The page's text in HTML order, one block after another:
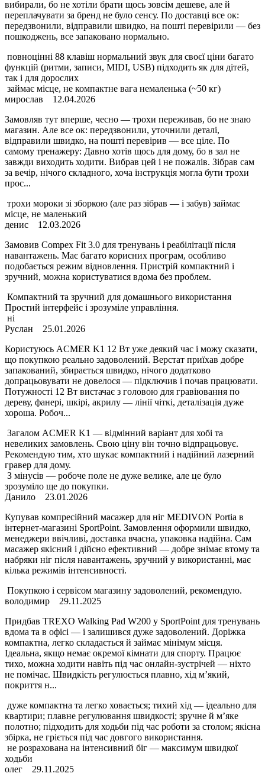
вибирали, бо не хотіли брати щось зовсім дешеве, але й
переплачувати за бренд не було сенсу. По доставці все ок:
передзвонили, відправили швидко, на пошті перевірили — без
пошкоджень, все запаковано нормально.
повноцінні 88 клавіш нормальний звук для своєї ціни багато
функцій (ритми, записи, MIDI, USB) підходить як для дітей,
так і для дорослих
займає місце, не компактне вага немаленька (~50 кг)
мирослав
12.04.2026
Замовляв тут вперше, чесно — трохи переживав, бо не знаю
магазин. Але все ок: передзвонили, уточнили деталі,
відправили швидко, на пошті перевірив — все ціле. По
самому тренажеру: Давно хотів щось для дому, бо в зал не
завжди виходить ходити. Вибрав цей і не пожалів. Зібрав сам
за вечір, нічого складного, хоча інструкція могла бути трохи
прос...
трохи мороки зі зборкою (але раз зібрав — і забув) займає
місце, не маленький
денис
12.03.2026
Замовив Compex Fit 3.0 для тренувань і реабілітації після
навантажень. Має багато корисних програм, особливо
подобається режим відновлення. Пристрій компактний і
зручний, можна користуватися вдома без проблем.
Компактний та зручний для домашнього використання
Простий інтерфейс і зрозуміле управління.
ні
Руслан
25.01.2026
Користуюсь ACMER K1 12 Вт уже деякий час і можу сказати,
що покупкою реально задоволений. Верстат приїхав добре
запакований, збирається швидко, нічого додатково
допрацьовувати не довелося — підключив і почав працювати.
Потужності 12 Вт вистачає з головою для гравіювання по
дереву, фанері, шкірі, акрилу — лінії чіткі, деталізація дуже
хороша. Робоч...
Загалом ACMER K1 — відмінний варіант для хобі та
невеликих замовлень. Свою ціну він точно відпрацьовує.
Рекомендую тим, хто шукає компактний і надійний лазерний
гравер для дому.
З мінусів — робоче поле не дуже велике, але це було
зрозуміло ще до покупки.
Данило
23.01.2026
Купував компресійний масажер для ніг MEDIVON Portia в
інтернет-магазині SportPoint. Замовлення оформили швидко,
менеджери ввічливі, доставка вчасна, упаковка надійна. Сам
масажер якісний і дійсно ефективний — добре знімає втому та
набряки ніг після навантажень, зручний у використанні, має
кілька режимів інтенсивності.
Покупкою і сервісом магазину задоволений, рекомендую.
володимир
29.11.2025
Придбав TREXO Walking Pad W200 у SportPoint для тренувань
вдома та в офісі — і залишився дуже задоволений. Доріжка
компактна, легко складається й займає мінімум місця.
Ідеальна, якщо немає окремої кімнати для спорту. Працює
тихо, можна ходити навіть під час онлайн-зустрічей — ніхто
не помічає. Швидкість регулюється плавно, хід м’який,
покриття н...
дуже компактна та легко ховається; тихий хід — ідеально для
квартири; плавне регулювання швидкості; зручне й м’яке
полотно; підходить для ходьби під час роботи за столом; якісна
збірка, не гріється під час довгого використання.
не розрахована на інтенсивний біг — максимум швидкої
ходьби
олег
29.11.2025